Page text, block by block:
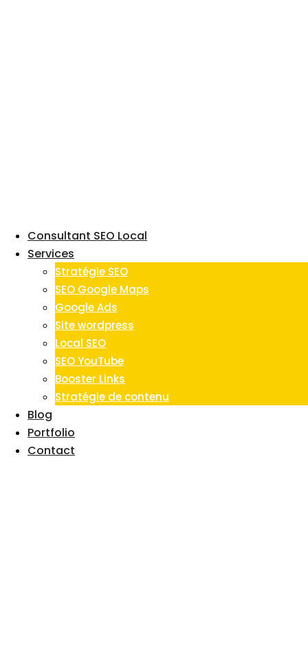
Consultant SEO Local
Services
Stratégie SEO
SEO Google Maps
Google Ads
Site wordpress
Local SEO
SEO YouTube
Booster Links
Stratégie de contenu
Blog
Portfolio
Contact